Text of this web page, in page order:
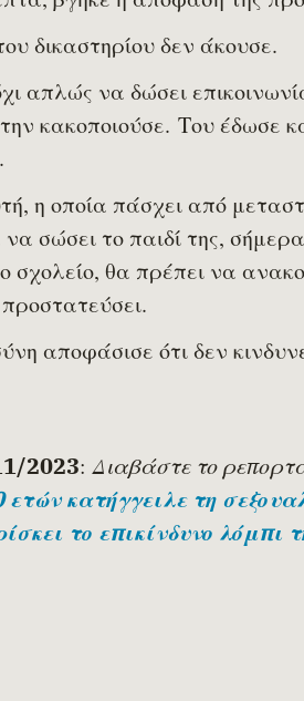
δικαστηρίου δεν άκουσε.
απλώς να δώσει
κακοποιούσε. Του έδωσε
η οποία πάσχει από
σώσει το παιδί της,
θα πρέπει να
αποφάσισε ότι δεν
2023: Διαβάστε το
κατήγγειλε τη
το επικίνδυνο λόμπι